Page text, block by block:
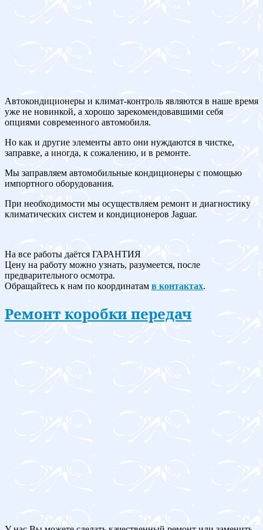
Автокондиционеры и климат-контроль являются в наше время
уже не новинкой, а хорошо зарекомендовавшими себя
опциями современного автомобиля.
Но как и другие элементы авто они нуждаются в чистке,
заправке, а иногда, к сожалению, и в ремонте.
Мы заправляем автомобильные кондиционеры с помощью
импортного оборудования.
При необходимости мы осуществляем ремонт и диагностику
климатических систем и кондиционеров Jaguar.
На все работы даётся ГАРАНТИЯ
Цену на работу можно узнать, разумеется, после
предварительного осмотра.
Обращайтесь к нам по координатам в контактах.
Ремонт коробки передач